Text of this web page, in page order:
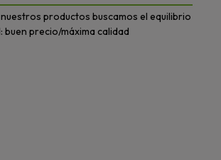
productos buscamos el equilibrio
buen precio/máxima calidad